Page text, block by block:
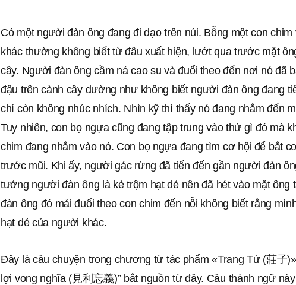
Có một người đàn ông đang đi dạo trên núi. Bỗng một con
khác thường không biết từ đâu xuất hiện, lướt qua trước mặt
cây. Người đàn ông cầm ná cao su và đuổi theo đến nơi nó đã
đậu trên cành cây dường như không biết người đàn ông đang
chí còn không nhúc nhích. Nhìn kỹ thì thấy nó đang nhắm đến
Tuy nhiên, con bọ ngựa cũng đang tập trung vào thứ gì đó mà
chim đang nhắm vào nó. Con bọ ngựa đang tìm cơ hội để bắt
trước mũi. Khi ấy, người gác rừng đã tiến đến gần người đàn
tưởng người đàn ông là kẻ trộm hạt dẻ nên đã hét vào mặt ông
đàn ông đó mải đuổi theo con chim đến nỗi không biết rằng
hạt dẻ của người khác.
Đây là câu chuyện trong chương từ tác phẩm «Trang Tử (莊子
lợi vong nghĩa (見利忘義)” bắt nguồn từ đây. Câu thành ngữ